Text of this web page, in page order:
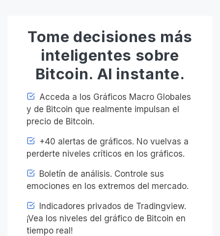
Tome decisiones más
inteligentes sobre
Bitcoin. Al instante.
Acceda a los Gráficos Macro Globales
y de Bitcoin que realmente impulsan el
precio de Bitcoin.
+40 alertas de gráficos. No vuelvas a
perderte niveles críticos en los gráficos.
Boletín de análisis. Controle sus
emociones en los extremos del mercado.
Indicadores privados de Tradingview.
¡Vea los niveles del gráfico de Bitcoin en
tiempo real!